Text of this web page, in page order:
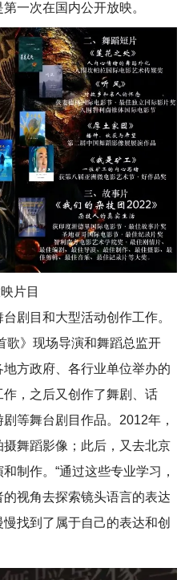
一次在国内公开放映。
片目
目和大型活动创作工作。
歌》现场导演和舞蹈总监开
方政府、各行业单位举办的
，之后又创作了舞剧、话
等舞台剧目作品。2012年，
舞蹈影像；此后，又去北京
制作。“通过这些专业学习，
视角去探索镜头语言的表达
找到了属于自己的表达和创